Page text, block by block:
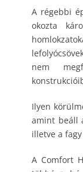
A régebbi
okozta
nem
Ilyen
amint beáll
illetve a
A Comfort